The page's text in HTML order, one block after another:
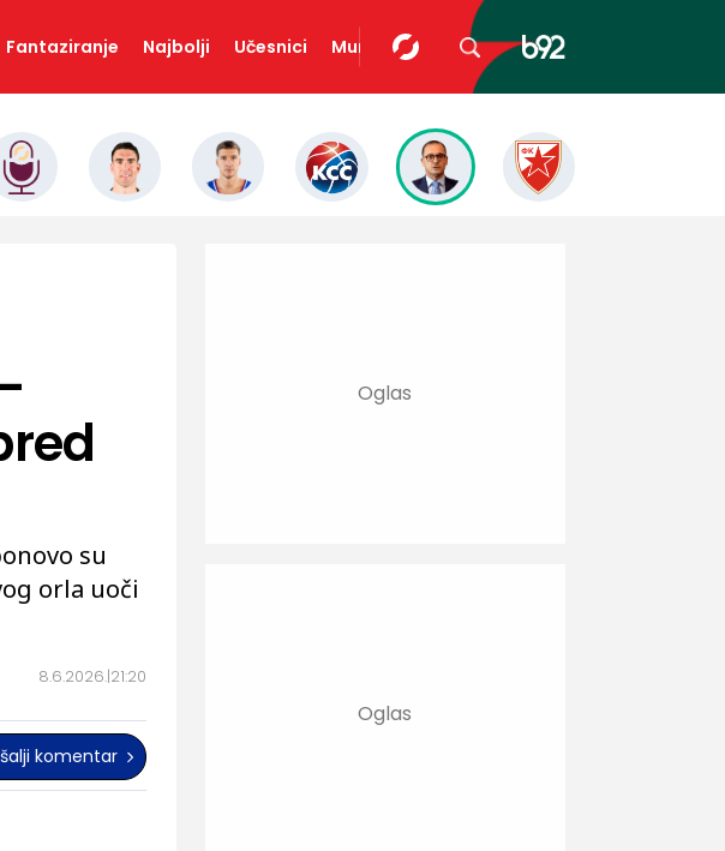
Fantaziranje Najbolji Učesnici Mundopedija
8.6.2026. 21:20
su
orla uoči
komentar